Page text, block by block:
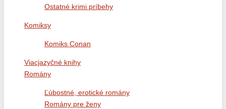
Ostatné krimi príbehy
Komiksy
Komiks Conan
Viacjazyčné knihy
Romány
Ľúbostné, erotické romány
Romány pre ženy